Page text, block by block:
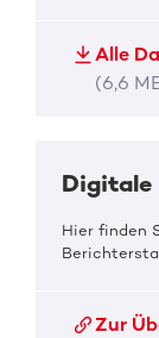
Alle
(6,6
Digitale
Hier finden
Zur